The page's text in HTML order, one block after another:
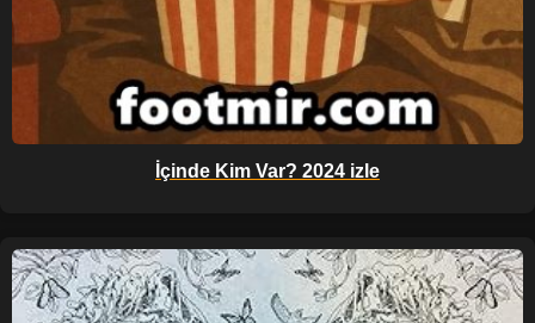
İçinde Kim Var? 2024 izle